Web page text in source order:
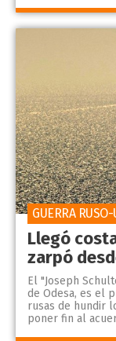
Llegó
zarpó
El "Joseph
de Odesa, es el
rusas de hundir
poner fin al
GUERRA